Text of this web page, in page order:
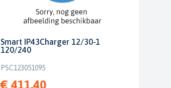
Smart IP43Charger 12/30-1
120/240
PSC123051095
€ 411,40